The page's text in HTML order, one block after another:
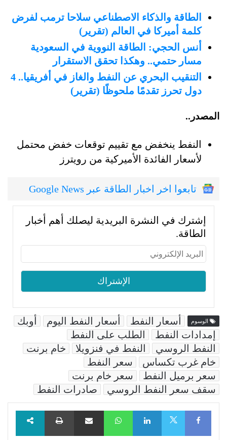
الطاقة والذكاء الاصطناعي سلاحا ترمب لفرض
كلمة أميركا في العالم (تقرير)
أنس الحجي: الطاقة النووية في السعودية
مسار حتمي.. وهكذا تحقق الاستقرار
التنقيب البحري عن النفط والغاز في أفريقيا.. 4
دول تحرز تقدمًا ملحوظًا (تقرير)
المصدر..
النفط ينخفض مع تقييم توقعات خفض محتمل
لأسعار الفائدة الأميركية من رويترز
تابعوا اخر اخبار الطاقة عبر Google News
إشترك في النشرة البريدية ليصلك أهم أخبار
الطاقة.
الوسوم أسعار النفط أسعار النفط اليوم
أوبك
إمدادات النفط
الطلب على النفط
النفط الروسي
النفط في فنزويلا
خام برنت
خام غرب تكساس
سعر النفط
سعر برميل النفط
سعر خام برنت
سقف سعر النفط الروسي
صادرات النفط
Facebook
LinkedIn
WhatsAppمشاركة عبر البريد طباعة